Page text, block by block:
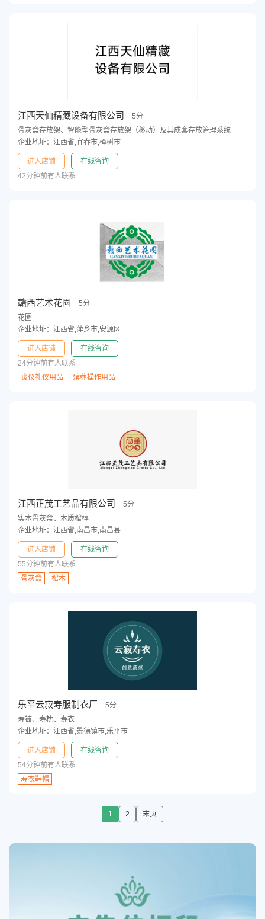
江西天仙精藏设备有限公司
5分
骨灰盒存放架、智能型骨灰盒存放架（移动）及其成套存放管理系统
企业地址：江西省,宜春市,樟树市
进入店铺
在线咨询
42分钟前有人联系
赣西艺术花圈
5分
花圈
企业地址：江西省,萍乡市,安源区
进入店铺
在线咨询
24分钟前有人联系
丧仪礼仪用品
殡葬操作用品
江西正茂工艺品有限公司
5分
实木骨灰盒、木质棺椁
企业地址：江西省,南昌市,南昌县
进入店铺
在线咨询
55分钟前有人联系
骨灰盒
棺木
乐平云寂寿服制衣厂
5分
寿被、寿枕、寿衣
企业地址：江西省,景德镇市,乐平市
进入店铺
在线咨询
54分钟前有人联系
寿衣鞋帽
1 2 末页